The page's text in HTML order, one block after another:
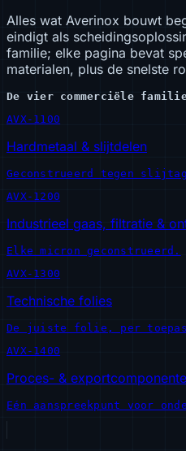
Alles wat Averinox bouwt
eindigt als
familie; elke pagina bevat
materialen, plus de snelste
De vier commerciële
AVX-1100
Hardmetaal & slijtdelen
Geconstrueerd tegen
AVX-1200
Industrieel gaas, filtratie &
Elke micron geconstrueerd.
AVX-1300
Technische folies
De juiste folie, per
AVX-1400
Proces- &
Eén aanspreekpunt voor